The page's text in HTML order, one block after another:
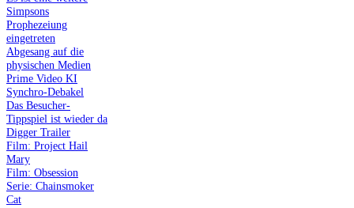
Simpsons
Prophezeiung
eingetreten
Abgesang auf die
physischen Medien
Prime Video KI
Synchro-Debakel
Das Besucher-
Tippspiel ist wieder da
Digger Trailer
Film: Project Hail
Mary
Film: Obsession
Serie: Chainsmoker
Cat